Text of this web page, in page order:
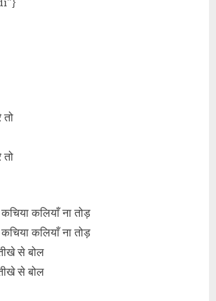
कलियाँ ना तोड़
कलियाँ ना तोड़
से बोल
से बोल